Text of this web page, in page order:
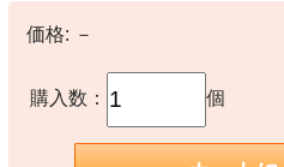
価格: －
購入数： 個